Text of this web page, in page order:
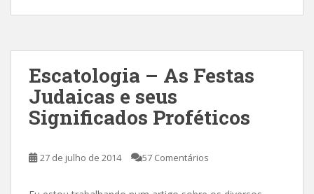
Escatologia – As Festas
Judaicas e seus
Significados Proféticos
27 de julho de 2014 57 Comentários